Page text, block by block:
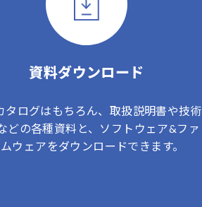
資料ダウンロード
タログはもちろん、取扱説明書や技術
どの各種資料と、ソフトウェア&ファ
ウェアをダウンロードできます。